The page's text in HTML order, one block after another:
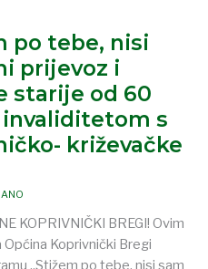
po tebe, nisi
prijevoz i
starije od 60
invaliditetom s
križevačke
KOPRIVNIČKI BREGI! Ovim
Koprivnički Bregi
„Stižem po tebe, nisi sam